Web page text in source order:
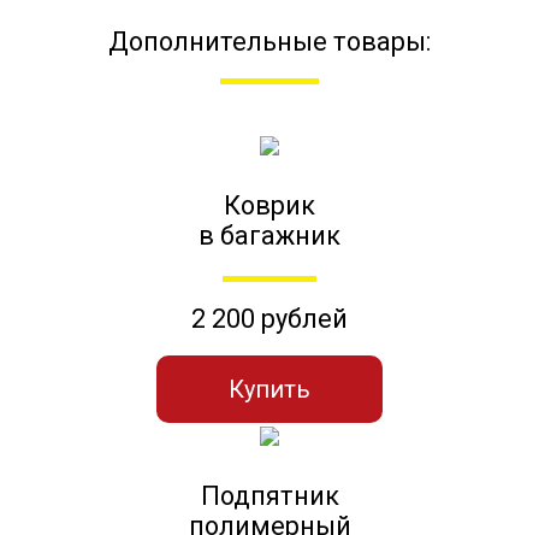
Дополнительные товары:
Коврик
в багажник
2 200 рублей
Купить
Подпятник
полимерный